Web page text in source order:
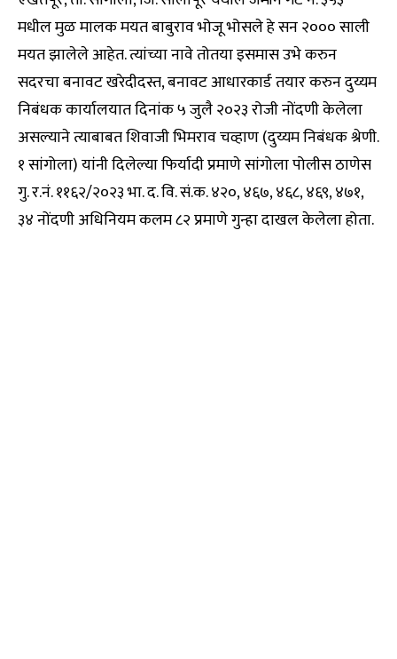
मधील मुळ मालक मयत बाबुराव भोजू भोसले हे सन २००० साली
मयत झालेले आहेत. त्यांच्या नावे तोतया इसमास उभे करुन
सदरचा बनावट खरेदीदस्त, बनावट आधारकार्ड तयार करुन दुय्यम
निबंधक कार्यालयात दिनांक ५ जुलै २०२३ रोजी नोंदणी केलेला
असल्याने त्याबाबत शिवाजी भिमराव चव्हाण (दुय्यम निबंधक श्रेणी.
१ सांगोला) यांनी दिलेल्या फिर्यादी प्रमाणे सांगोला पोलीस ठाणेस
गु. र.नं. ११६२/२०२३ भा. द. वि. सं.क. ४२०, ४६७, ४६८, ४६९, ४७१,
३४ नोंदणी अधिनियम कलम ८२ प्रमाणे गुन्हा दाखल केलेला होता.